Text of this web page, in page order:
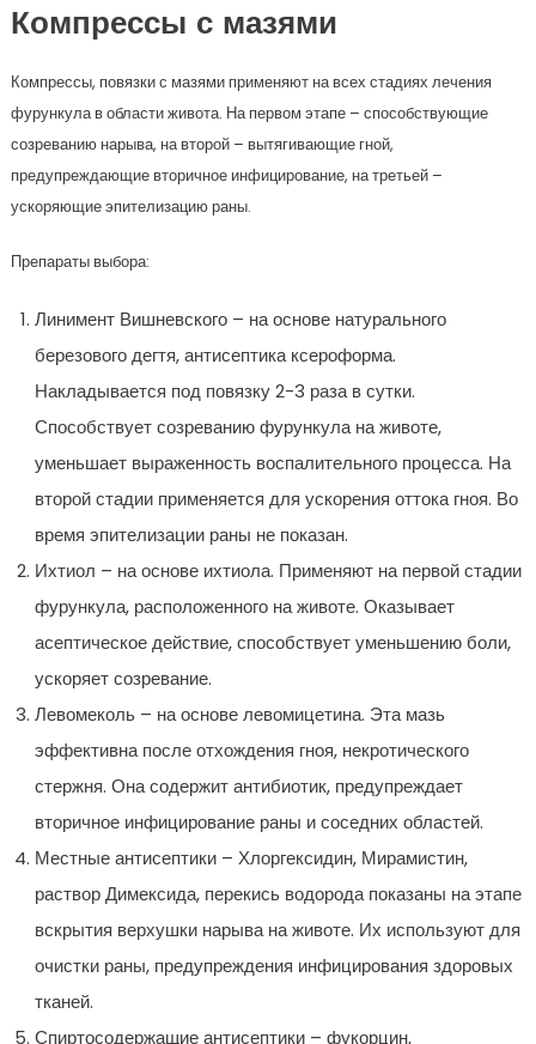
Компрессы с мазями
Компрессы, повязки с мазями применяют на всех стадиях лечения
фурункула в области живота. На первом этапе – способствующие
созреванию нарыва, на второй – вытягивающие гной,
предупреждающие вторичное инфицирование, на третьей –
ускоряющие эпителизацию раны.
Препараты выбора:
Линимент Вишневского – на основе натурального
березового дегтя, антисептика ксероформа.
Накладывается под повязку 2-3 раза в сутки.
Способствует созреванию фурункула на животе,
уменьшает выраженность воспалительного процесса. На
второй стадии применяется для ускорения оттока гноя. Во
время эпителизации раны не показан.
Ихтиол – на основе ихтиола. Применяют на первой стадии
фурункула, расположенного на животе. Оказывает
асептическое действие, способствует уменьшению боли,
ускоряет созревание.
Левомеколь – на основе левомицетина. Эта мазь
эффективна после отхождения гноя, некротического
стержня. Она содержит антибиотик, предупреждает
вторичное инфицирование раны и соседних областей.
Местные антисептики – Хлоргексидин, Мирамистин,
раствор Димексида, перекись водорода показаны на этапе
вскрытия верхушки нарыва на животе. Их используют для
очистки раны, предупреждения инфицирования здоровых
тканей.
Спиртосодержащие антисептики – фукорцин,